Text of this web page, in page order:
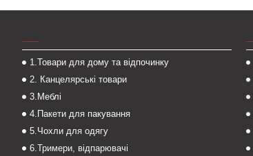
1.Товари для дому та відпочинку
2. Канцелярські товари
3.Меблі
4.Пакети для пакування
5.Чохли для одягу
6.Тримери, відпарювачі